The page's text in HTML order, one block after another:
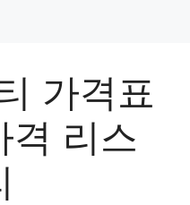
가격표
격 리스